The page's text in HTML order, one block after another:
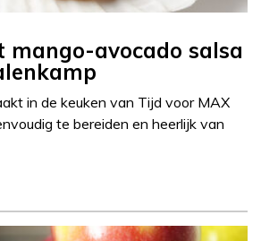
mango-avocado salsa
in de keuken van Tijd voor MAX
te bereiden en heerlijk van